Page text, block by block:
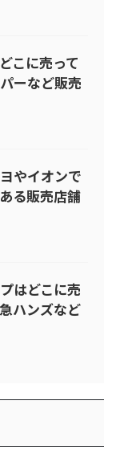
こに売って
ーなど販売
やイオンで
る販売店舗
はどこに売
ハンズなど